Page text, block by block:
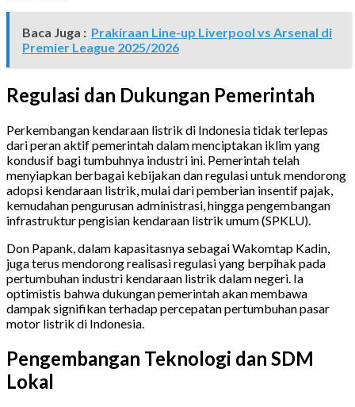
Baca Juga : Prakiraan Line-up Liverpool vs Arsenal di
Premier League 2025/2026
Regulasi dan Dukungan Pemerintah
Perkembangan kendaraan listrik di Indonesia tidak terlepas
dari peran aktif pemerintah dalam menciptakan iklim yang
kondusif bagi tumbuhnya industri ini. Pemerintah telah
menyiapkan berbagai kebijakan dan regulasi untuk mendorong
adopsi kendaraan listrik, mulai dari pemberian insentif pajak,
kemudahan pengurusan administrasi, hingga pengembangan
infrastruktur pengisian kendaraan listrik umum (SPKLU).
Don Papank, dalam kapasitasnya sebagai Wakomtap Kadin,
juga terus mendorong realisasi regulasi yang berpihak pada
pertumbuhan industri kendaraan listrik dalam negeri. Ia
optimistis bahwa dukungan pemerintah akan membawa
dampak signifikan terhadap percepatan pertumbuhan pasar
motor listrik di Indonesia.
Pengembangan Teknologi dan SDM
Lokal